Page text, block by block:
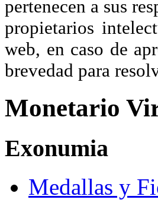
pertenecen a sus
propietarios
web, en caso de
brevedad para
Monetario
Exonumia
Medallas y